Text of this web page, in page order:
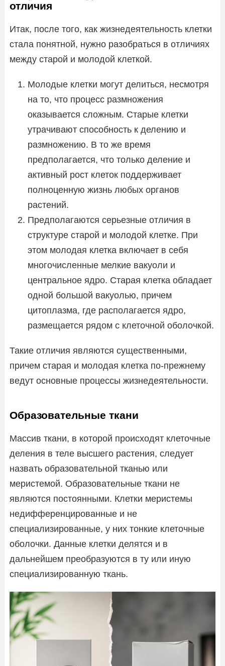
отличия
Итак, после того, как жизнедеятельность клетки
стала понятной, нужно разобраться в отличиях
между старой и молодой клеткой.
Молодые клетки могут делиться, несмотря
на то, что процесс размножения
оказывается сложным. Старые клетки
утрачивают способность к делению и
размножению. В то же время
предполагается, что только деление и
активный рост клеток поддерживает
полноценную жизнь любых органов
растений.
Предполагаются серьезные отличия в
структуре старой и молодой клетке. При
этом молодая клетка включает в себя
многочисленные мелкие вакуоли и
центральное ядро. Старая клетка обладает
одной большой вакуолью, причем
цитоплазма, где располагается ядро,
размещается рядом с клеточной оболочкой.
Такие отличия являются существенными,
причем старая и молодая клетка по-прежнему
ведут основные процессы жизнедеятельности.
Образовательные ткани
Массив ткани, в которой происходят клеточные
деления в теле высшего растения, следует
назвать образовательной тканью или
меристемой. Образовательные ткани не
являются постоянными. Клетки меристемы
недифференцированные и не
специализированные, у них тонкие клеточные
оболочки. Данные клетки делятся и в
дальнейшем преобразуются в ту или иную
специализированную ткань.